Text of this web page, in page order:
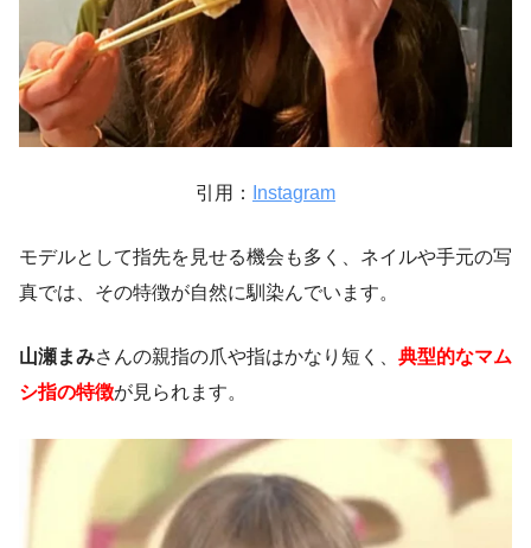
引用： Instagram
モデルとして指先を見せる機会も多く、ネイルや手元の写
真では、その特徴が自然に馴染んでいます。
山瀬まみさんの親指の爪や指はかなり短く、 典型的なマム
シ指の特徴が見られます。